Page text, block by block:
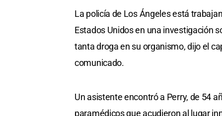
La policía de Los Ángeles está
Estados Unidos en una investigación
tanta droga en su organismo, dijo el
comunicado.
Un asistente encontró a Perry, de 54
paramédicos que acudieron al lugar